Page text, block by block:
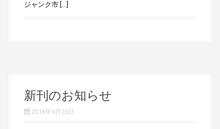
ジャンク市 […]
新刊のお知らせ
2016年9月26日